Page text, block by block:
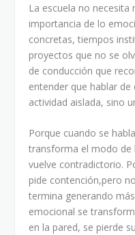
La escuela no necesita
importancia de lo
concretas, tiempos
proyectos que no se
de conducción que
entender que hablar
actividad aislada, sino
Porque cuando se
transforma el modo de
vuelve contradictorio.
pide contención,pero
termina generando
emocional se
en la pared, se pierde